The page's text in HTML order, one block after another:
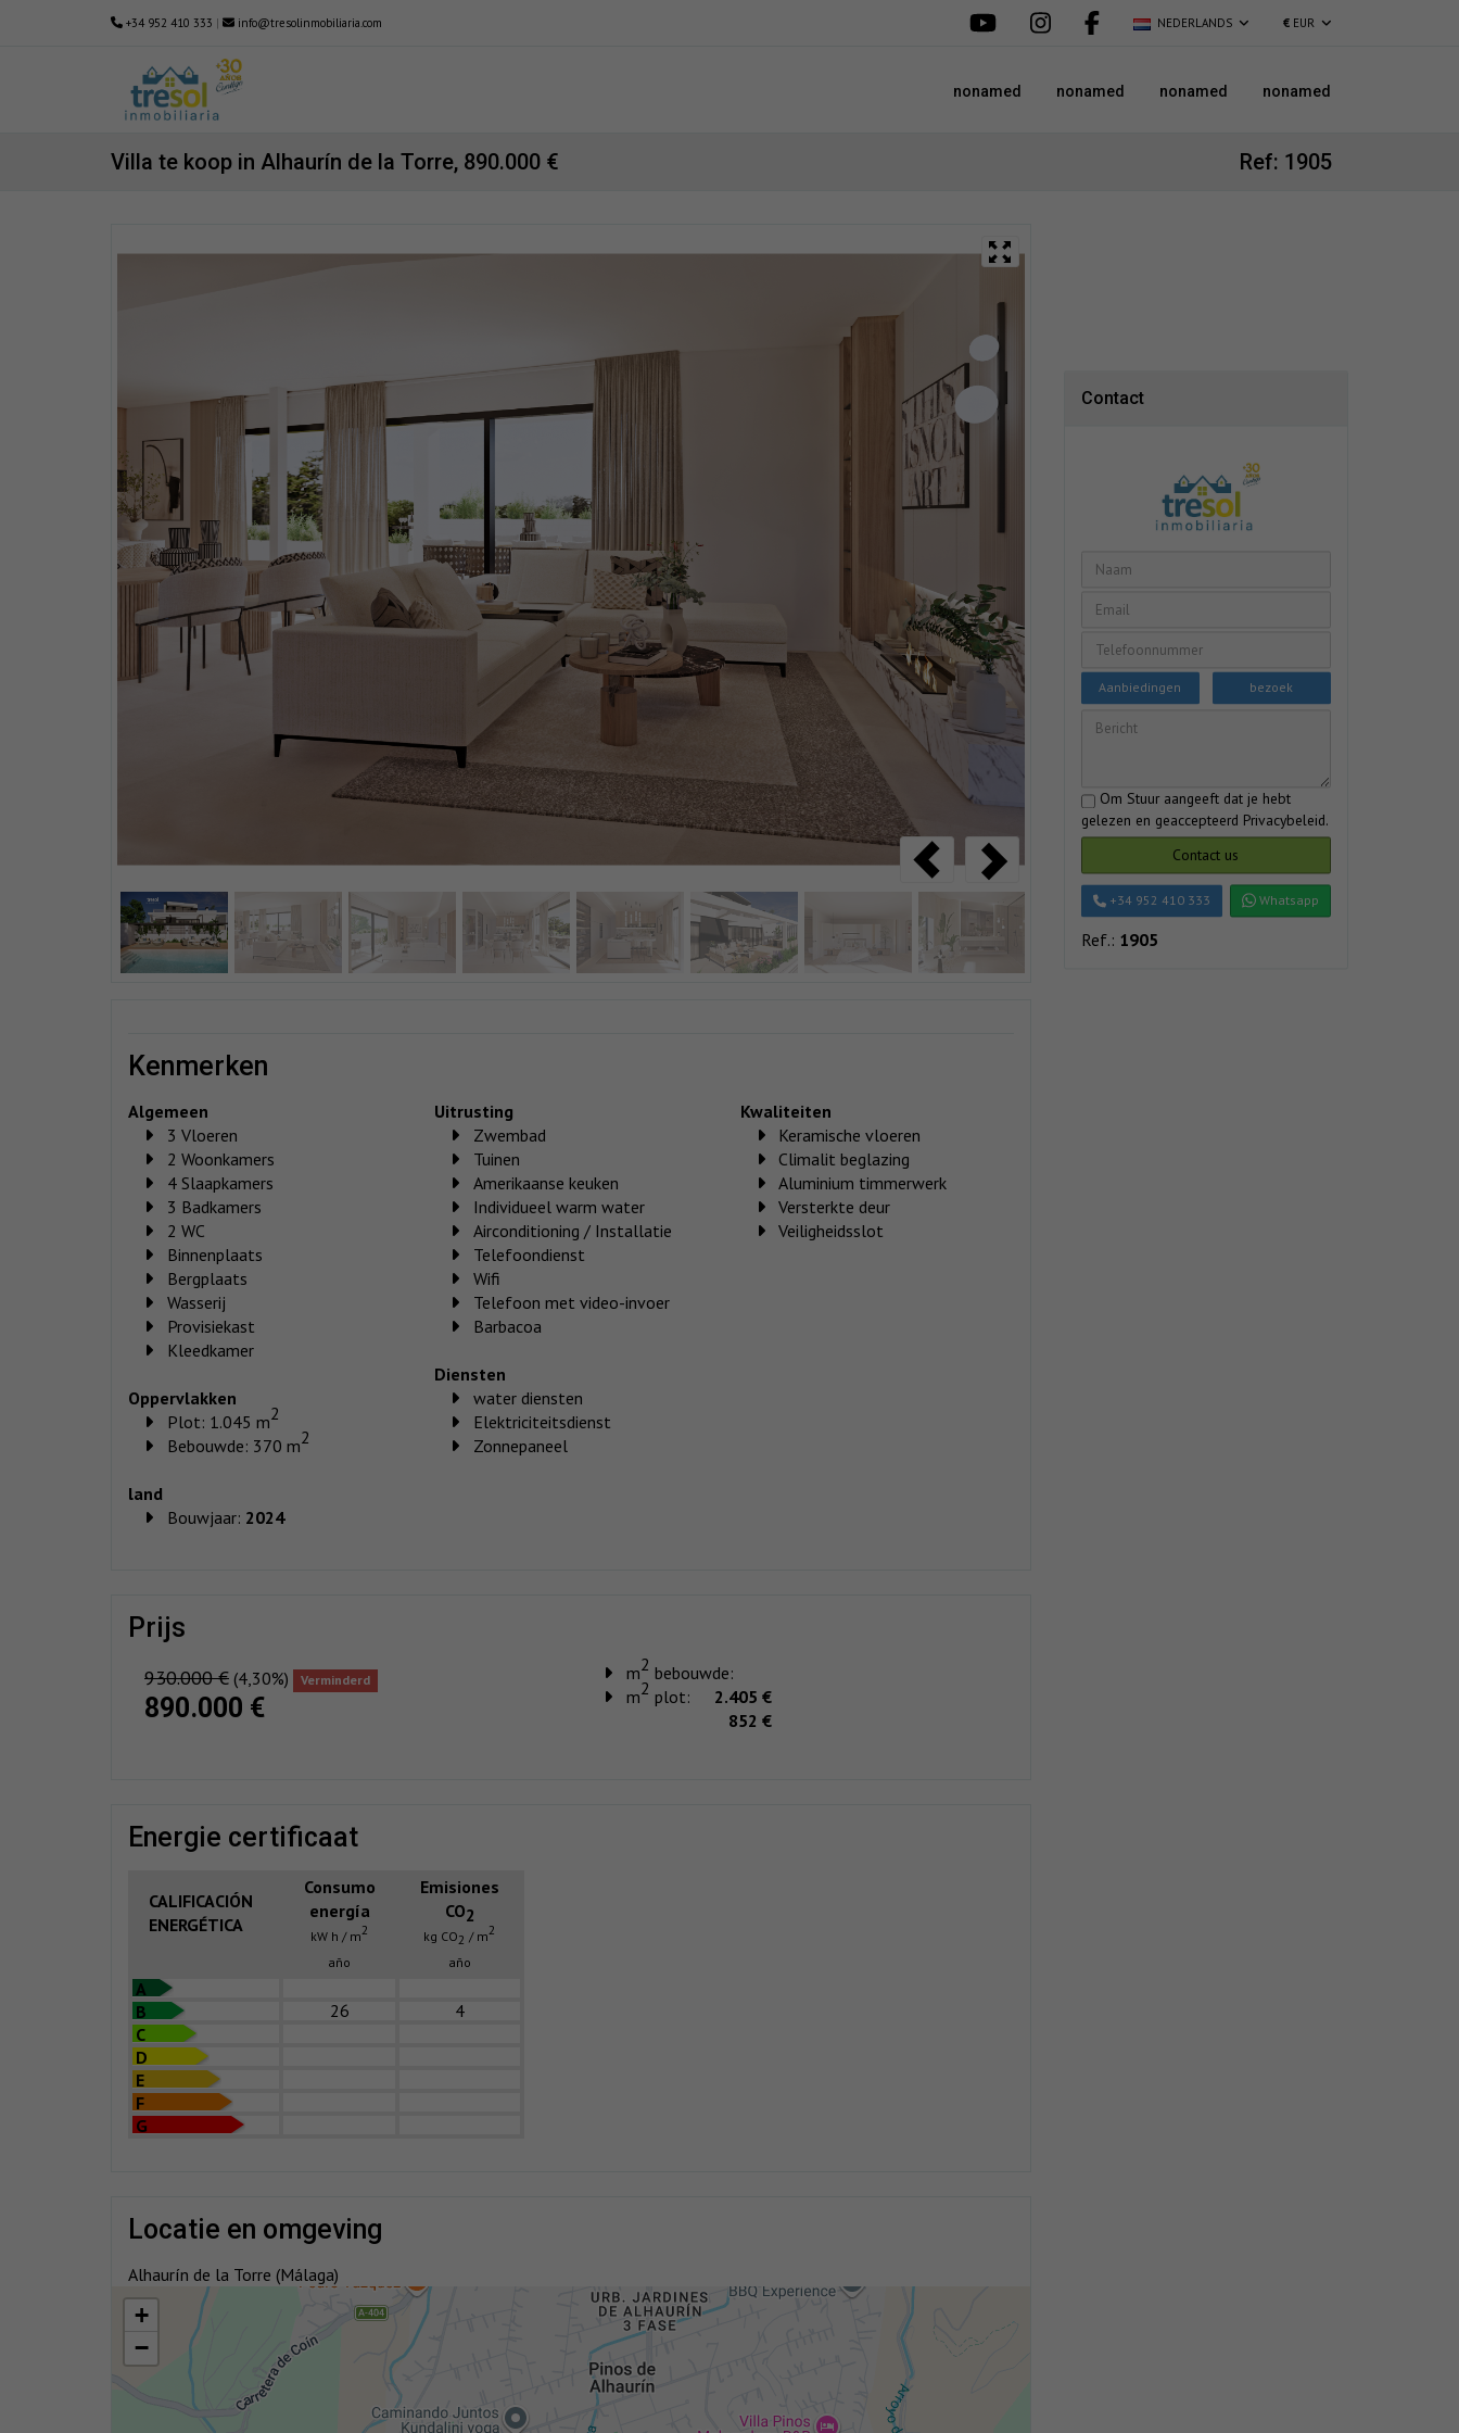
+34 952 410 333 | info@tresolinmobiliaria.com NEDERLANDS € EUR
nonamed nonamed nonamed nonamed
Ref: 1905
Villa te koop in Alhaurín de la Torre, 890.000 €
kenmerken
Algemeen
3 Vloeren
2 Woonkamers
4 Slaapkamers
3 Badkamers
2 WC
Binnenplaats
Bergplaats
Wasserij
Provisiekast
Kleedkamer
Oppervlakken
Plot: 1.045 m2
Bebouwde: 370 m2
land
Bouwjaar: 2024
Uitrusting
Zwembad
Tuinen
Amerikaanse keuken
Individueel warm water
Airconditioning / Installatie
Telefoondienst
Wifi
Telefoon met video-invoer
Barbacoa
Diensten
water diensten
Elektriciteitsdienst
Zonnepaneel
Kwaliteiten
Keramische vloeren
Climalit beglazing
Aluminium timmerwerk
Versterkte deur
Veiligheidsslot
prijs
930.000 € (4,30%) Verminderd
890.000 €
m2 bebouwde:
2.405 €
m2 plot:
852 €
energie certificaat
CALIFICACIÓN
ENERGÉTICA
Consumo
energía
kW h / m2
año
Emisiones
CO2
kg CO2 / m2
año
A
B
26
4
C
D
E
F
G
locatie en omgeving
Alhaurín de la Torre (Málaga)
+
−
Contact
Aanbiedingen bezoek
Om Stuur aangeeft dat je hebt
gelezen en geaccepteerd Privacybeleid.
Contact us
+34 952 410 333 Whatsapp
Ref.: 1905